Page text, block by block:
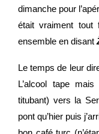
dimanche pour
était vraiment
ensemble en disant
Le temps de leur
L’alcool tape
titubant) vers la
pont qu’hier puis